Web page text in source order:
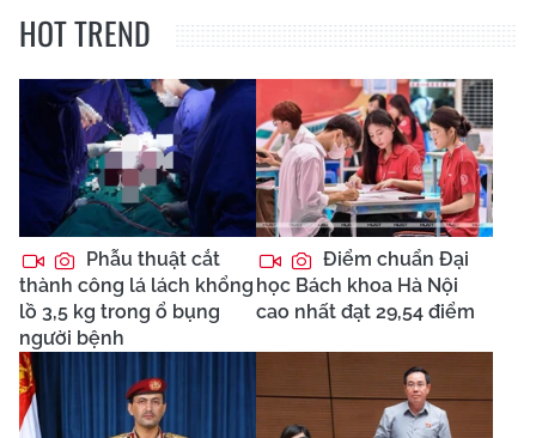
HOT TREND
Phẫu thuật cắt
thành công lá lách khổng
lồ 3,5 kg trong ổ bụng
người bệnh
Điểm chuẩn Đại
học Bách khoa Hà Nội
cao nhất đạt 29,54 điểm